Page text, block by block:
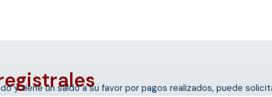
y tiene un saldo a su favor por pagos realizados, puede